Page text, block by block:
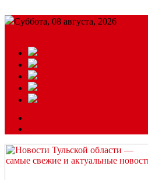
Суббота, 08 августа, 2026